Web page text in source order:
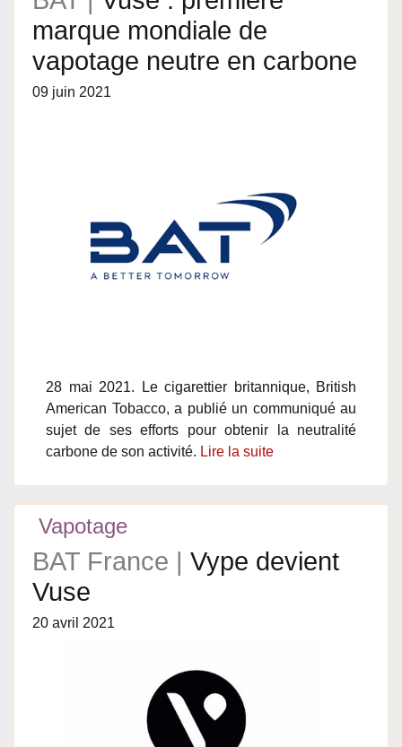
marque mondiale de
vapotage neutre en carbone
09 juin 2021
28 mai 2021. Le cigarettier britannique, British
American Tobacco, a publié un communiqué au
sujet de ses efforts pour obtenir la neutralité
carbone de son activité. Lire la suite
Vapotage
BAT France | Vype devient
Vuse
20 avril 2021